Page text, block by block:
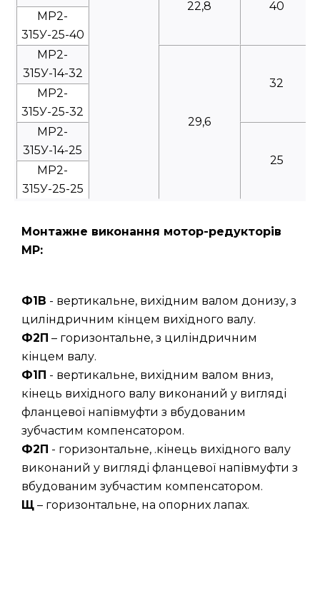
22,8 40
МР2-
315У-25-40
МР2-
315У-14-32
29,6
32
МР2-
315У-25-32
МР2-
315У-14-25
25
МР2-
315У-25-25
Монтажне виконання мотор-редукторів
МР:
Ф1В - вертикальне, вихідним валом донизу, з
циліндричним кінцем вихідного валу.
Ф2П – горизонтальне, з циліндричним
кінцем валу.
Ф1П - вертикальне, вихідним валом вниз,
кінець вихідного валу виконаний у вигляді
фланцевої напівмуфти з вбудованим
зубчастим компенсатором.
Ф2П - горизонтальне, .кінець вихідного валу
виконаний у вигляді фланцевої напівмуфти з
вбудованим зубчастим компенсатором.
Щ – горизонтальне, на опорних лапах.